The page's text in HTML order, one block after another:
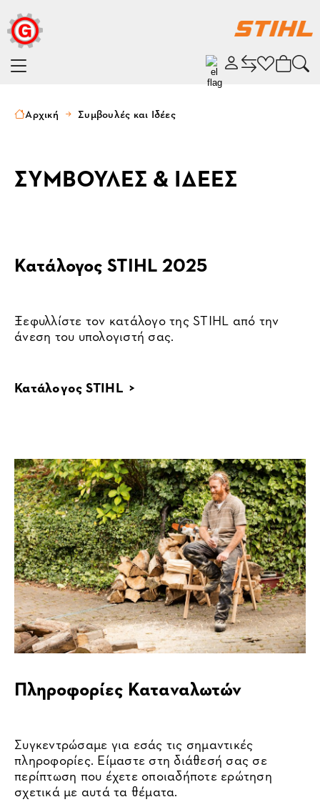
Αρχική Συμβουλές και Ιδέες
ΣΥΜΒΟΥΛΕΣ & ΙΔΕΕΣ
Κατάλογος STIHL 2025
Ξεφυλλίστε τον κατάλογο της STIHL από την
άνεση του υπολογιστή σας.
Κατάλογος STIHL >
Πληροφορίες Καταναλωτών
Συγκεντρώσαμε για εσάς τις σημαντικές
πληροφορίες. Είμαστε στη διάθεσή σας σε
περίπτωση που έχετε οποιαδήποτε ερώτηση
σχετικά με αυτά τα θέματα.